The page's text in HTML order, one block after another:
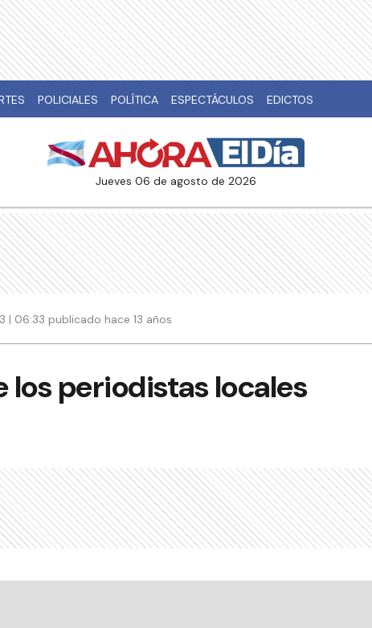
POLICIALES POLÍTICA ESPECTÁCULOS EDICTOS
jueves 06 de agosto de 2026
| 06:33 publicado hace 13 años
los periodistas locales